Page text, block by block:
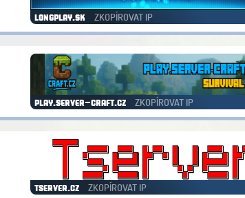
longplay.sk ZKOPÍROVAT IP
play.server-craft.cz ZKOPÍROVAT IP
tserver.cz ZKOPÍROVAT IP